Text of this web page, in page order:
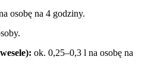
osobę na 4 godziny.
ok. 0,25–0,3 l na osobę na